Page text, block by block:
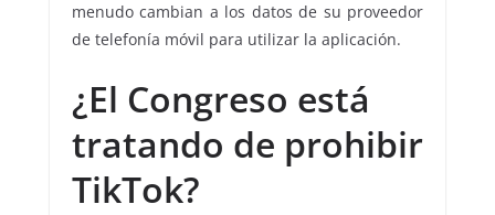
menudo cambian a los datos de su proveedor
de telefonía móvil para utilizar la aplicación.
¿El Congreso está
tratando de prohibir
TikTok?